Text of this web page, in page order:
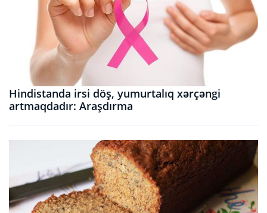
Hindistanda irsi döş, yumurtalıq xərçəngi
artmaqdadır: Araşdırma